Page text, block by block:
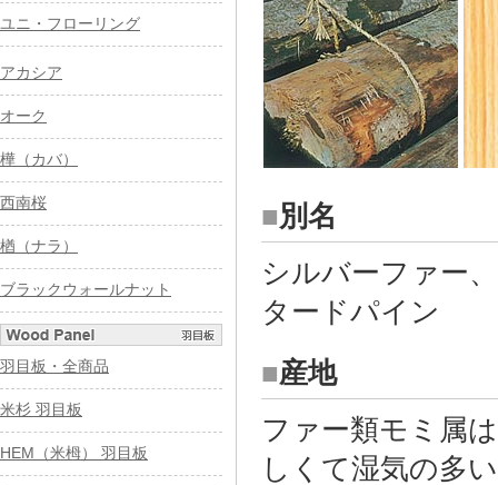
■別名
シルバーファー
タードパイン
■産地
ファー類モミ属
しくて湿気の多
ユニ・フローリング
アカシア
オーク
樺（カバ）
西南桜
楢（ナラ）
ブラックウォールナット
羽目板・全商品
米杉 羽目板
HEM（米栂） 羽目板